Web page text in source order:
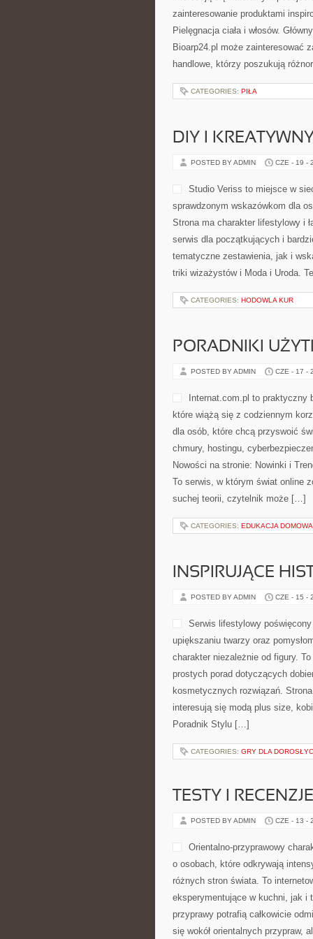
CATEGORIES:BADANIA
KOSMETYKI DLA
POSTED BY ADMIN CZE - 20 -
CATEGORIES:PIŁA
DIY I
bardziej zaawansowanych, w
CATEGORIES:HODOWLA KUR
PORADNIKI
świat online zostaje pokazana w
CATEGORIES:EDUKACJA
INSPIRUJĄCE
POSTED BY ADMIN CZE - 15 -